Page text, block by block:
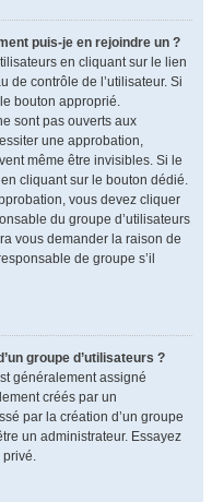
puis-je en rejoindre un ?
en cliquant sur le lien
de contrôle de l’utilisateur. Si
bouton approprié.
sont pas ouverts aux
une approbation,
même être invisibles. Si le
cliquant sur le bouton dédié.
vous devez cliquer
du groupe d’utilisateurs
vous demander la raison de
de groupe s’il
groupe d’utilisateurs ?
généralement assigné
créés par un
par la création d’un groupe
un administrateur. Essayez
privé.